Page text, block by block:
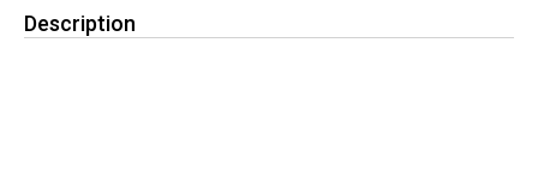
Description